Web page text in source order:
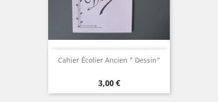
Cahier Écolier Ancien " Dessin"
Prix
3,00 €